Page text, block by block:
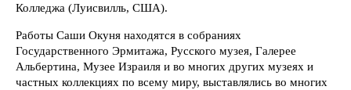
Колледжа (Луисвилль, США).
Работы Саши Окуня находятся в собраниях
Государственного Эрмитажа, Русского музея, Галерее
Альбертина, Музее Израиля и во многих других музеях и
частных коллекциях по всему миру, выставлялись во многих